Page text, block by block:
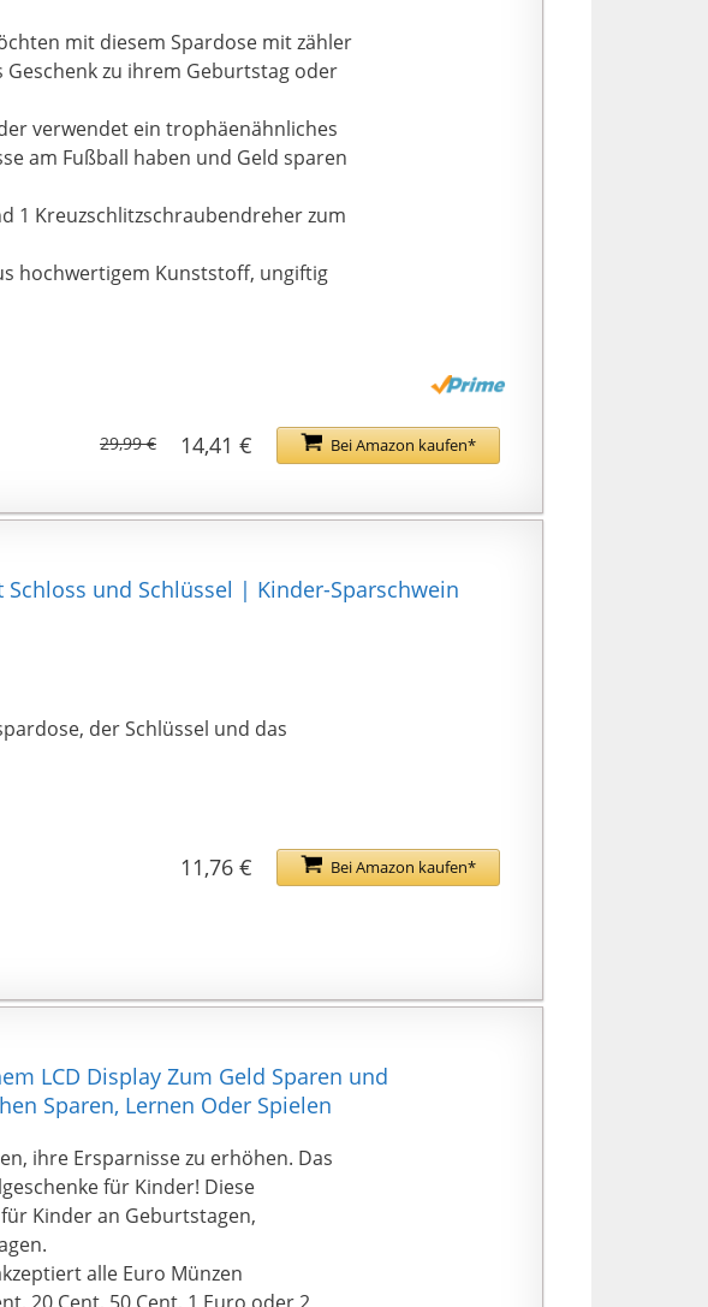
mit diesem Spardose mit zähler
zu ihrem Geburtstag oder
verwendet ein trophäenähnliches
am Fußball haben und Geld sparen
1 Kreuzschlitzschraubendreher zum
hochwertigem Kunststoff, ungiftig
Bei Amazon kaufen*
14,41 €
29,99 €
und Schlüssel | Kinder-Sparschwein
der Schlüssel und das
Bei Amazon kaufen*
11,76 €
LCD Display Zum Geld Sparen und
Sparen, Lernen Oder Spielen
ihre Ersparnisse zu erhöhen. Das
für Kinder! Diese
Kinder an Geburtstagen,
alle Euro Münzen
20 Cent, 50 Cent, 1 Euro oder 2